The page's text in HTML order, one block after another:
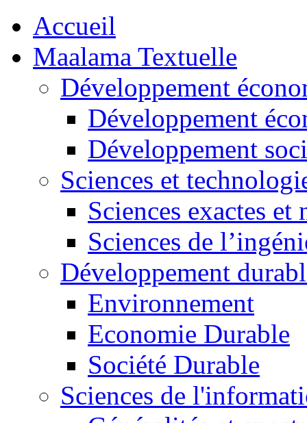
Accueil
Maalama Textuelle
Développement
Développement
Développement
Sciences et
Sciences exactes et
Sciences de
Développement
Environnement
Economie Durable
Société Durable
Sciences de